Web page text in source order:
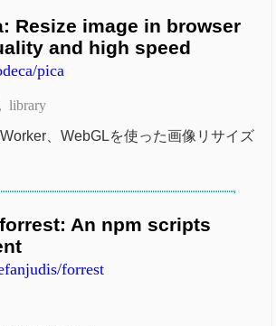
Resize image in browser
and high speed
pica
library
、WebGLを使った画像リサイズ
An npm scripts
forrest